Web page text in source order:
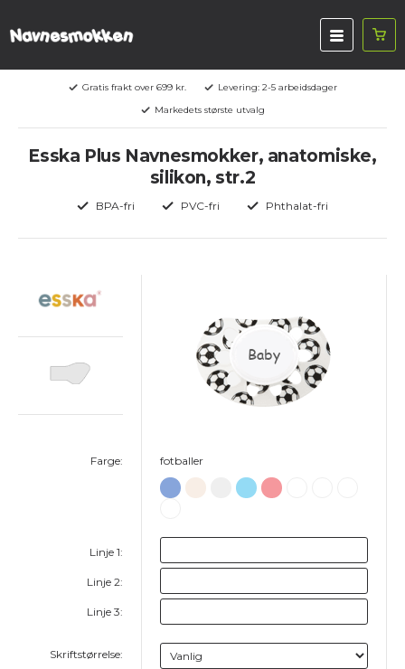
Gratis frakt over 699 kr.
Levering: 2-5 arbeidsdager
Markedets største utvalg
Esska Plus Navnesmokker, anatomiske,
silikon, str.2
BPA-fri PVC-fri Phthalat-fri
Farge:
Linje 1:
Linje 2:
Linje 3:
Skriftstørrelse:
Baby
fotballer